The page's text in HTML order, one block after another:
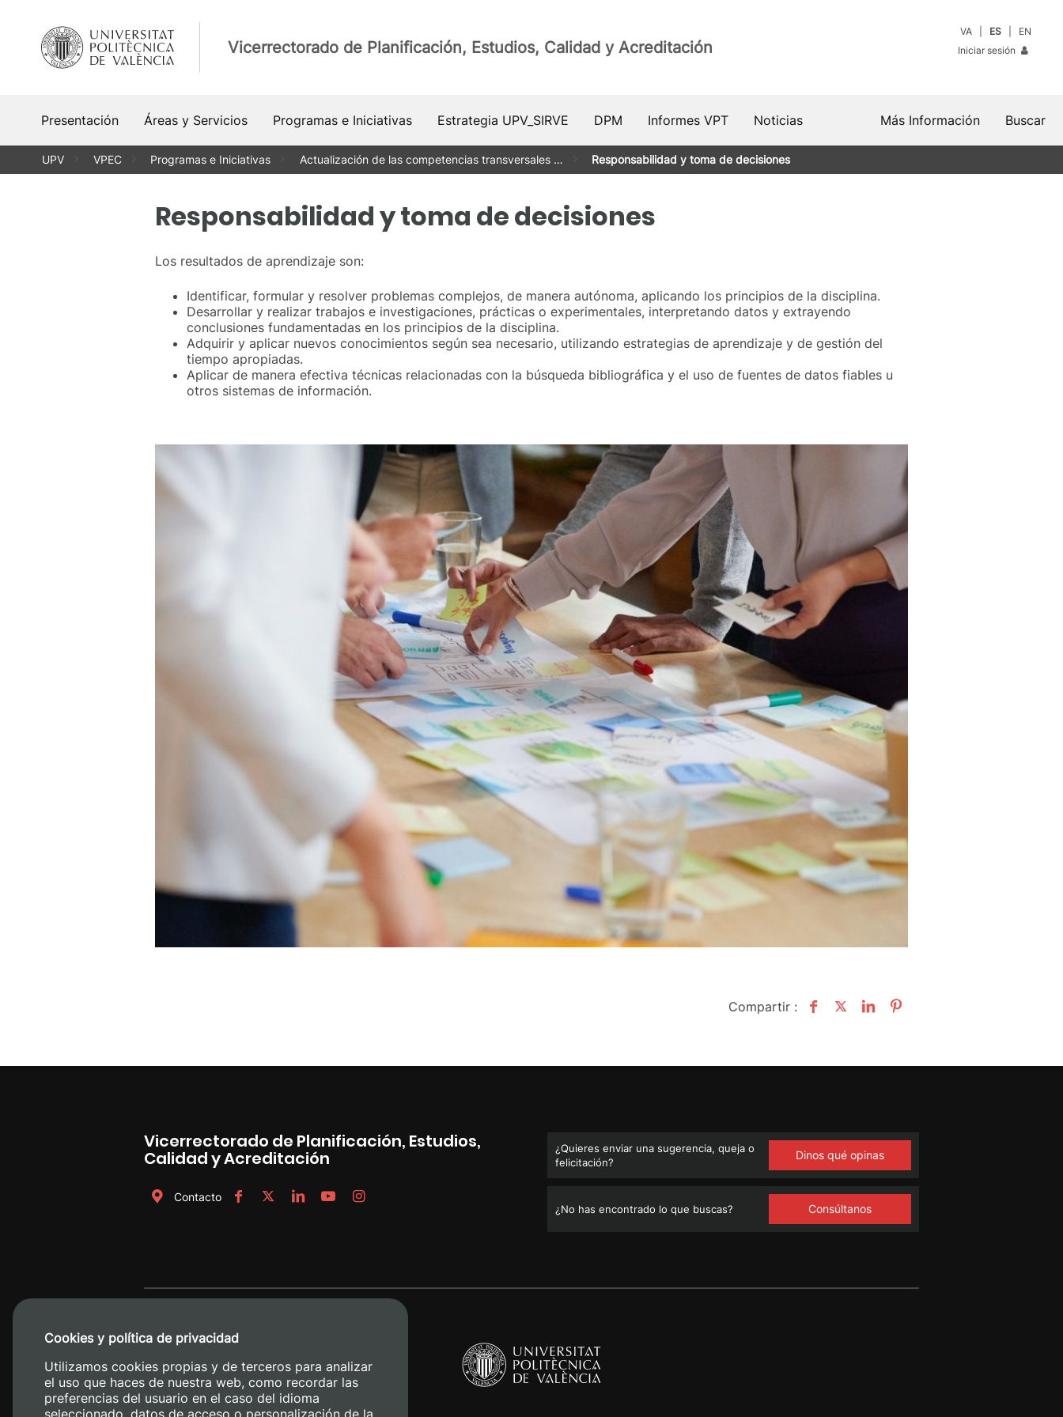
contenido
Vicerrectorado de Planificación, Estudios, Calidad y Acreditación
VA ES
EN
Iniciar sesión
Presentación Áreas y Servicios Programas e Iniciativas Estrategia UPV_SIRVE DPM Informes VPT Noticias Buscar
Más Información
UPV VPEC Programas e Iniciativas Actualización de las competencias transversales … Responsabilidad y toma de decisiones
Responsabilidad y toma de decisiones
Los resultados de aprendizaje son:
Identificar, formular y resolver problemas complejos, de manera autónoma, aplicando los principios de la disciplina.
Desarrollar y realizar trabajos e investigaciones, prácticas o experimentales, interpretando datos y extrayendo
conclusiones fundamentadas en los principios de la disciplina.
Adquirir y aplicar nuevos conocimientos según sea necesario, utilizando estrategias de aprendizaje y de gestión del
tiempo apropiadas.
Aplicar de manera efectiva técnicas relacionadas con la búsqueda bibliográfica y el uso de fuentes de datos fiables u
otros sistemas de información.
Compartir :
Vicerrectorado de Planificación, Estudios,
Calidad y Acreditación
Contacto
¿Quieres enviar una sugerencia, queja o
felicitación?
Dinos qué opinas
¿No has encontrado lo que buscas? Consúltanos
Cookies y política de privacidad
Utilizamos cookies propias y de terceros para analizar
el uso que haces de nuestra web, como recordar las
preferencias del usuario en el caso del idioma
seleccionado, datos de acceso o personalización de la